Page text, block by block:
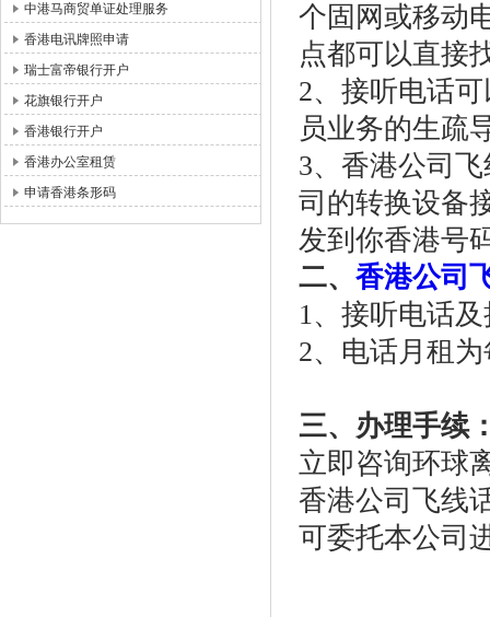
中港马商贸单证处理服务
香港电讯牌照申请
瑞士富帝银行开户
花旗银行开户
香港银行开户
香港办公室租赁
申请香港条形码
个固网或移动
点都可以直接
2、接听电话
员业务的生疏
3、香港公司
司的转换设备
发到你香港号
二、 香港公司
1、接听电话
2、电话月租
三、办理手续
立即咨询环球
香港公司飞线
可委托本公司